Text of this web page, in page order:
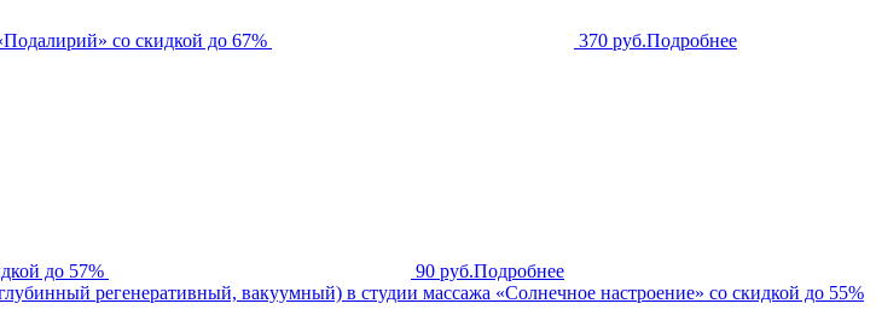
со скидкой до 67% 370 руб.Подробнее
до 57% 90 руб.Подробнее
регенеративный, вакуумный) в студии массажа «Солнечное настроение» со скидкой до 55%